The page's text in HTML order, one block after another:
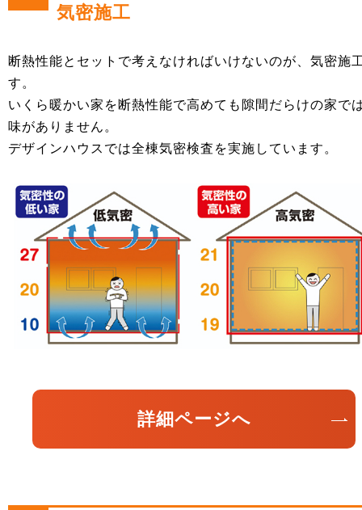
気密施工
断熱性能とセットで考えなければいけないのが、気密施
す。
いくら暖かい家を断熱性能で高めても隙間だらけの家で
味がありません。
デザインハウスでは全棟気密検査を実施しています。
詳細ページへ